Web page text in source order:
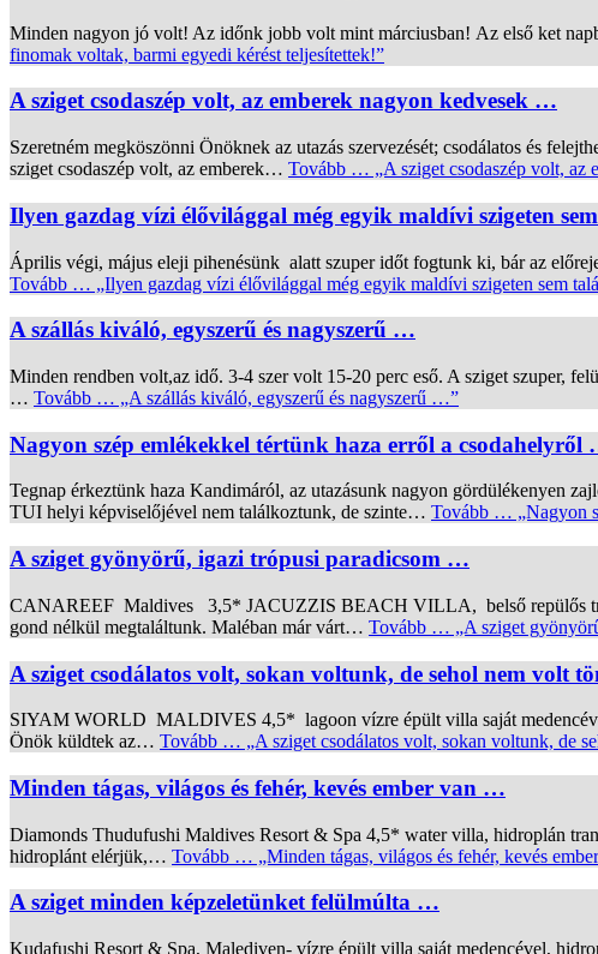
Minden nagyon jó volt! Az időnk jobb volt mint márciusban! Az első ket
finomak voltak, barmi egyedi kérést teljesítettek!”
A sziget csodaszép volt, az emberek nagyon kedvesek …
Szeretném megköszönni Önöknek az utazás szervezését; csodálatos és
sziget csodaszép volt, az emberek… Tovább … „A sziget csodaszép volt,
Ilyen gazdag vízi élővilággal még egyik maldívi szigeten
Április végi, május eleji pihenésünk alatt szuper időt fogtunk ki, bár az
Tovább … „Ilyen gazdag vízi élővilággal még egyik maldívi szigeten sem
A szállás kiváló, egyszerű és nagyszerű …
Minden rendben volt,az idő. 3-4 szer volt 15-20 perc eső. A sziget szuper,
… Tovább … „A szállás kiváló, egyszerű és nagyszerű …”
Nagyon szép emlékekkel tértünk haza erről a csodahelyről
Tegnap érkeztünk haza Kandimáról, az utazásunk nagyon gördülékenyen
TUI helyi képviselőjével nem találkoztunk, de szinte… Tovább … „Nagyon
A sziget gyönyörű, igazi trópusi paradicsom …
CANAREEF Maldives 3,5* JACUZZIS BEACH VILLA, belső repülős
gond nélkül megtaláltunk. Maléban már várt… Tovább … „A sziget
A sziget csodálatos volt, sokan voltunk, de sehol nem volt
SIYAM WORLD MALDIVES 4,5* lagoon vízre épült villa saját
Önök küldtek az… Tovább … „A sziget csodálatos volt, sokan voltunk, de
Minden tágas, világos és fehér, kevés ember van …
Diamonds Thudufushi Maldives Resort & Spa 4,5* water villa, hidroplán
hidroplánt elérjük,… Tovább … „Minden tágas, világos és fehér, kevés
A sziget minden képzeletünket felülmúlta …
Kudafushi Resort & Spa, Malediven- vízre épült villa saját medencével,